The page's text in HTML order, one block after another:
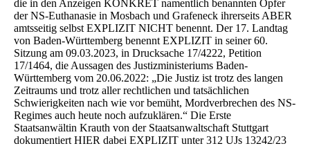
die in den Anzeigen KONKRET namentlich benannten Opfer
der NS-Euthanasie in Mosbach und Grafeneck ihrerseits ABER
amtsseitig selbst EXPLIZIT NICHT benennt. Der 17. Landtag
von Baden-Württemberg benennt EXPLIZIT in seiner 60.
Sitzung am 09.03.2023, in Drucksache 17/4222, Petition
17/1464, die Aussagen des Justizministeriums Baden-
Württemberg vom 20.06.2022: „Die Justiz ist trotz des langen
Zeitraums und trotz aller rechtlichen und tatsächlichen
Schwierigkeiten nach wie vor bemüht, Mordverbrechen des NS-
Regimes auch heute noch aufzuklären.“ Die Erste
Staatsanwältin Krauth von der Staatsanwaltschaft Stuttgart
dokumentiert HIER dabei EXPLIZIT unter 312 UJs 13242/23